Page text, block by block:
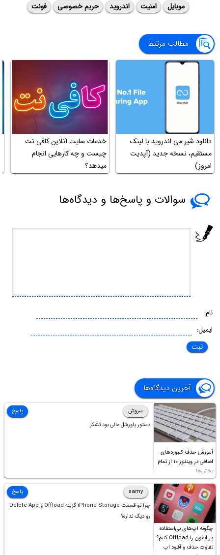
موبایل امنیت اندروید حریم خصوصی فونت
مطالب مرتبط
دانلود شیر می اندروید با لینک
مستقیم، نسخه جدید (آپدیت
امروز)
خدمات سایت آنلاین کافی نت
چیست و چه کارهایی انجام
میدهد؟
سوالات و پاسخ‌ها و دیدگاه‌ها
نام:
ایمیل:
آخرین دیدگاه‌ها
آموزش حذف کیبوردهای
اضافی در ویندوز ۱۰ از تمام
بخش‌ها
سروش
دستور پاورشل عالی بود تشکر
پاسخ
چگونه اپ‌های بی‌استفاده
در آیفون را Offload کنیم؟
تفاوت حذف و آفلود اپ
samy
چرا تو قسمت iPhone Storage گزینه Offload و Delete App
رو دیگ نداره؟
پاسخ